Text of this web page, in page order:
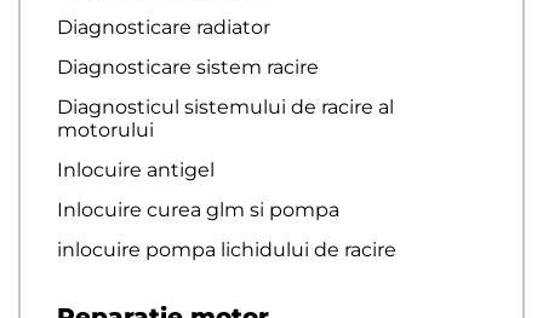
Diagnosticare radiator
Diagnosticare sistem racire
Diagnosticul sistemului de racire al
motorului
Inlocuire antigel
Inlocuire curea glm si pompa
inlocuire pompa lichidului de racire